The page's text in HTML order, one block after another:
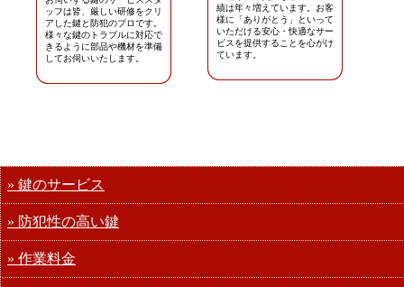
ッフは皆、厳しい研修をクリ
アした鍵と防犯のプロです。
様々な鍵のトラブルに対応で
きるように部品や機材を準備
してお伺いいたします。
績は年々増えています。お客
様に「ありがとう」といって
いただける安心・快適なサー
ビスを提供することを心がけ
ています。
» 鍵のサービス
» 防犯性の高い鍵
» 作業料金